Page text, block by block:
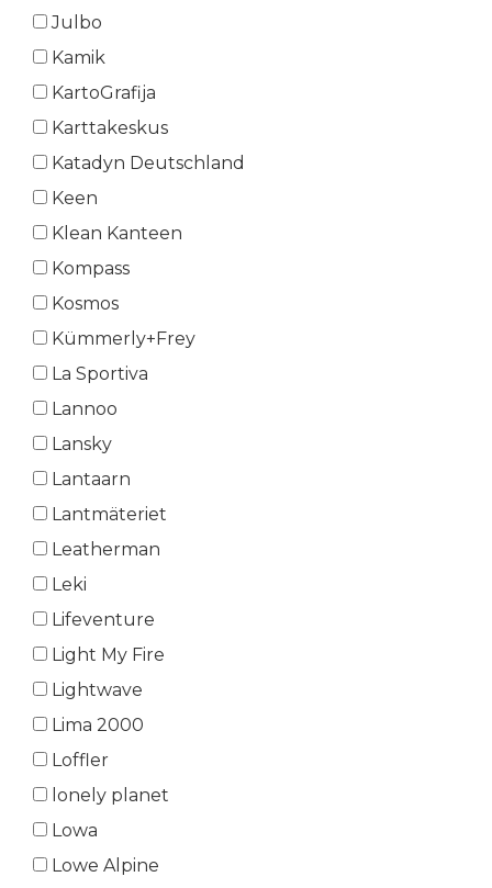
Julbo
Kamik
KartoGrafija
Karttakeskus
Katadyn Deutschland
Keen
Klean Kanteen
Kompass
Kosmos
Kümmerly+Frey
La Sportiva
Lannoo
Lansky
Lantaarn
Lantmäteriet
Leatherman
Leki
Lifeventure
Light My Fire
Lightwave
Lima 2000
Loffler
lonely planet
Lowa
Lowe Alpine